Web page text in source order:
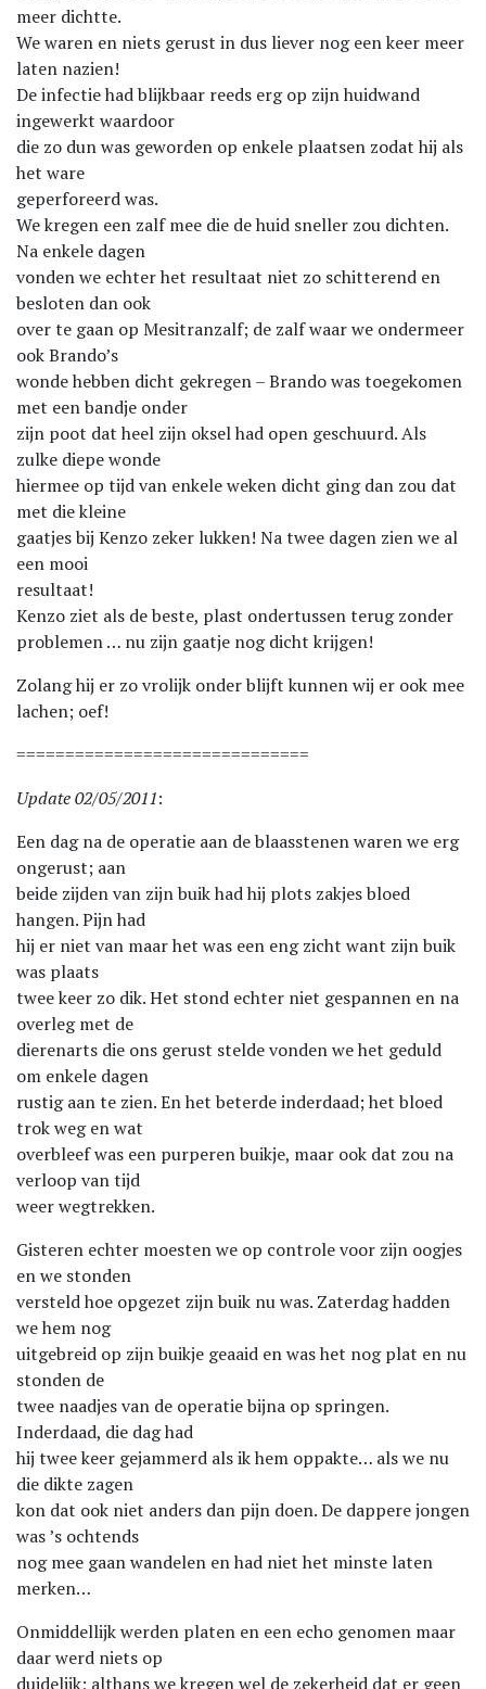
meer dichtte.
We waren en niets gerust in dus liever nog een keer meer
laten nazien!
De infectie had blijkbaar reeds erg op zijn huidwand
ingewerkt waardoor
die zo dun was geworden op enkele plaatsen zodat hij als
het ware
geperforeerd was.
We kregen een zalf mee die de huid sneller zou dichten.
Na enkele dagen
vonden we echter het resultaat niet zo schitterend en
besloten dan ook
over te gaan op Mesitranzalf; de zalf waar we ondermeer
ook Brando’s
wonde hebben dicht gekregen – Brando was toegekomen
met een bandje onder
zijn poot dat heel zijn oksel had open geschuurd. Als
zulke diepe wonde
hiermee op tijd van enkele weken dicht ging dan zou dat
met die kleine
gaatjes bij Kenzo zeker lukken! Na twee dagen zien we al
een mooi
resultaat!
Kenzo ziet als de beste, plast ondertussen terug zonder
problemen … nu zijn gaatje nog dicht krijgen!
Zolang hij er zo vrolijk onder blijft kunnen wij er ook mee
lachen; oef!
==============================
Update 02/05/2011:
Een dag na de operatie aan de blaasstenen waren we erg
ongerust; aan
beide zijden van zijn buik had hij plots zakjes bloed
hangen. Pijn had
hij er niet van maar het was een eng zicht want zijn buik
was plaats
twee keer zo dik. Het stond echter niet gespannen en na
overleg met de
dierenarts die ons gerust stelde vonden we het geduld
om enkele dagen
rustig aan te zien. En het beterde inderdaad; het bloed
trok weg en wat
overbleef was een purperen buikje, maar ook dat zou na
verloop van tijd
weer wegtrekken.
Gisteren echter moesten we op controle voor zijn oogjes
en we stonden
versteld hoe opgezet zijn buik nu was. Zaterdag hadden
we hem nog
uitgebreid op zijn buikje geaaid en was het nog plat en nu
stonden de
twee naadjes van de operatie bijna op springen.
Inderdaad, die dag had
hij twee keer gejammerd als ik hem oppakte… als we nu
die dikte zagen
kon dat ook niet anders dan pijn doen. De dappere jongen
was ’s ochtends
nog mee gaan wandelen en had niet het minste laten
merken…
Onmiddellijk werden platen en een echo genomen maar
daar werd niets op
duidelijk; althans we kregen wel de zekerheid dat er geen